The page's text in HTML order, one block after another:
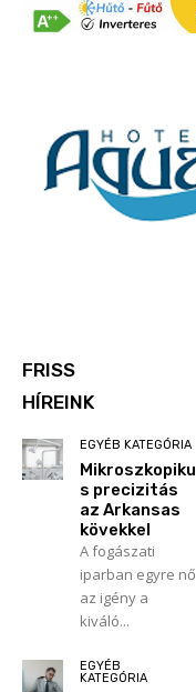
FRISS
HÍREINK
EGYÉB KATEGÓRIA
Mikroszkopiku
s precizitás
az Arkansas
kövekkel
A fogászati
iparban egyre nő
az igény a
kiváló...
EGYÉB
KATEGÓRIA